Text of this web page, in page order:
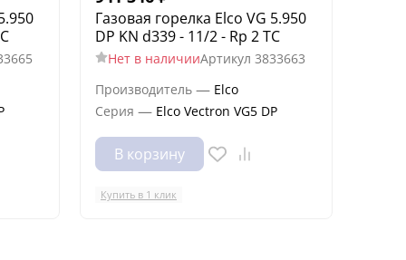
Газовая горелка Elco VG 5.950
DP KN d339 - 11/2 - Rp 2 TC
Нет в наличииАртикул 3833663
Производитель — Elco
Серия — Elco Vectron VG5 DP
В корзину
Купить в 1 клик